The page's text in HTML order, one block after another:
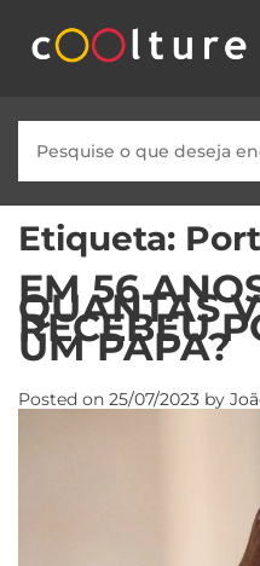
Etiqueta:
EM 56
QUANTAS
RECEBEU
UM PAPA?
Posted on 25/07/2023 by